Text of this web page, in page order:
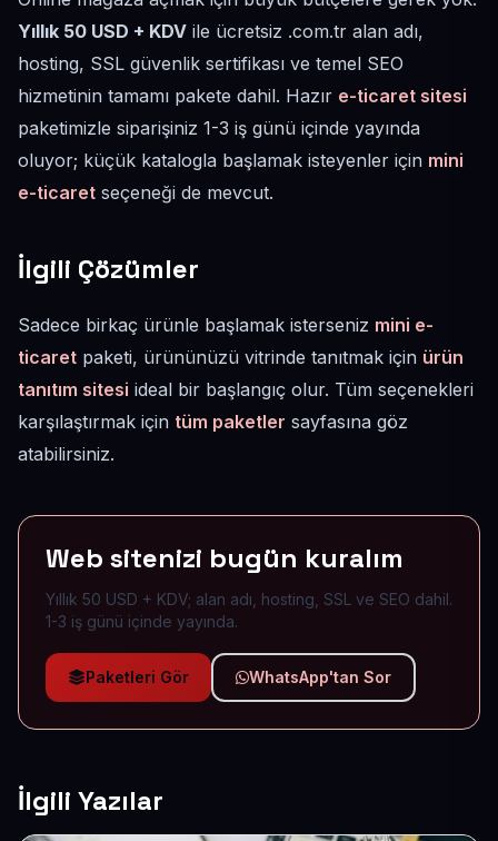
Yıllık 50 USD + KDV ile ücretsiz .com.tr alan adı,
hosting, SSL güvenlik sertifikası ve temel SEO
hizmetinin tamamı pakete dahil. Hazır e-ticaret sitesi
paketimizle siparişiniz 1-3 iş günü içinde yayında
oluyor; küçük katalogla başlamak isteyenler için mini
e-ticaret seçeneği de mevcut.
İlgili Çözümler
Sadece birkaç ürünle başlamak isterseniz mini e-
ticaret paketi, ürününüzü vitrinde tanıtmak için ürün
tanıtım sitesi ideal bir başlangıç olur. Tüm seçenekleri
karşılaştırmak için tüm paketler sayfasına göz
atabilirsiniz.
Web sitenizi bugün kuralım
Yıllık 50 USD + KDV; alan adı, hosting, SSL ve SEO dahil.
1-3 iş günü içinde yayında.
Paketleri Gör WhatsApp'tan Sor
İlgili Yazılar